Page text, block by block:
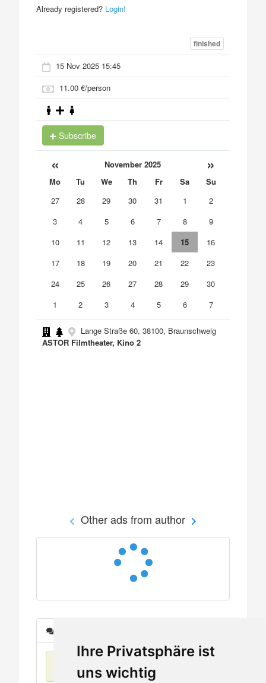
Ihre Privatsphäre ist
uns wichtig
Already registered? Login!
finished
15 Nov 2025 15:45
11.00 €/person
Subscribe
« November 2025 »
Mo Tu We Th Fr Sa
Su
27
28 29 30 31 1
2
3
4 5 6 7 8
9
10
11 12 13 14 15
16
17
18 19 20 21 22
23
24
25 26 27 28 29
30
1
2 3 4 5 6 7
Lange Straße 60, 38100, Braunschweig
ASTOR Filmtheater, Kino 2
Other ads from author
No items found